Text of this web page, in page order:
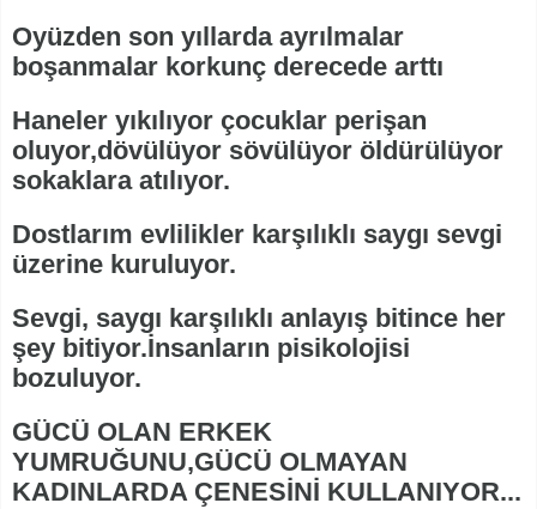
Oyüzden son yıllarda ayrılmalar
boşanmalar korkunç derecede arttı
Haneler yıkılıyor çocuklar perişan
oluyor,dövülüyor sövülüyor öldürülüyor
sokaklara atılıyor.
Dostlarım evlilikler karşılıklı saygı sevgi
üzerine kuruluyor.
Sevgi, saygı karşılıklı anlayış bitince her
şey bitiyor.İnsanların pisikolojisi
bozuluyor.
GÜCÜ OLAN ERKEK
YUMRUĞUNU,GÜCÜ OLMAYAN
KADINLARDA ÇENESİNİ KULLANIYOR...